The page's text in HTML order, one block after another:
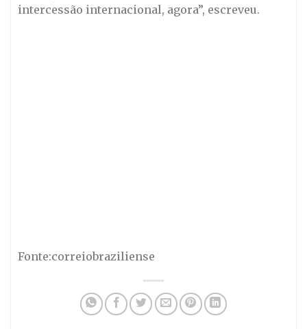
intercessão internacional, agora”, escreveu.
Fonte:correiobraziliense